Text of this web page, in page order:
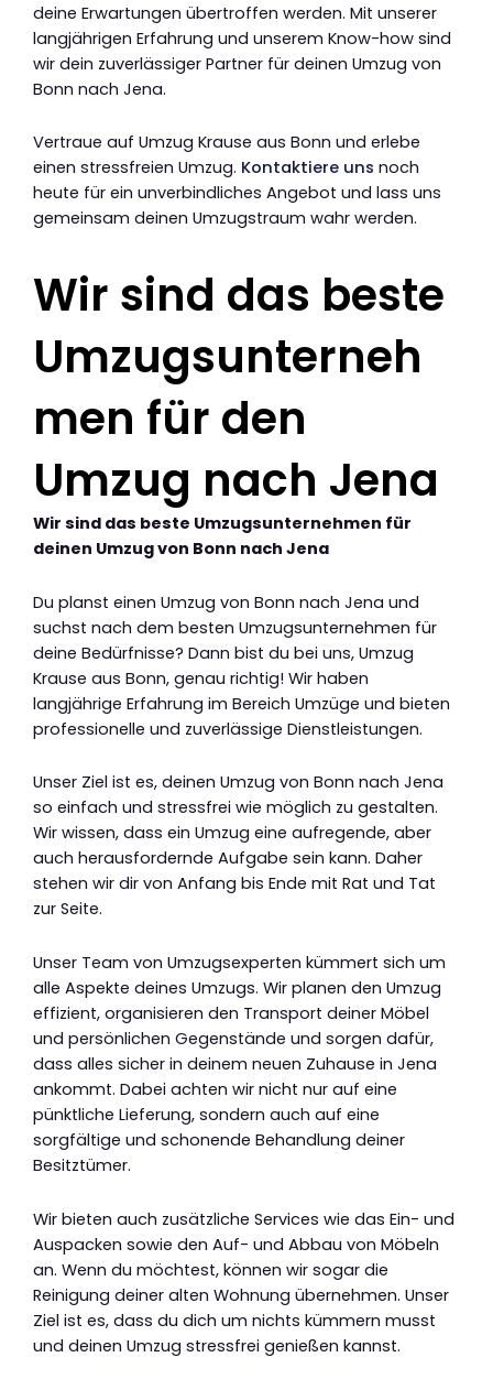
deine Erwartungen übertroffen werden. Mit unserer
langjährigen Erfahrung und unserem Know-how sind
wir dein zuverlässiger Partner für deinen Umzug von
Bonn nach Jena.
Vertraue auf Umzug Krause aus Bonn und erlebe
einen stressfreien Umzug. Kontaktiere uns noch
heute für ein unverbindliches Angebot und lass uns
gemeinsam deinen Umzugstraum wahr werden.
Wir sind das beste
Umzugsunterneh
men für den
Umzug nach Jena
Wir sind das beste Umzugsunternehmen für
deinen Umzug von Bonn nach Jena
Du planst einen Umzug von Bonn nach Jena und
suchst nach dem besten Umzugsunternehmen für
deine Bedürfnisse? Dann bist du bei uns, Umzug
Krause aus Bonn, genau richtig! Wir haben
langjährige Erfahrung im Bereich Umzüge und bieten
professionelle und zuverlässige Dienstleistungen.
Unser Ziel ist es, deinen Umzug von Bonn nach Jena
so einfach und stressfrei wie möglich zu gestalten.
Wir wissen, dass ein Umzug eine aufregende, aber
auch herausfordernde Aufgabe sein kann. Daher
stehen wir dir von Anfang bis Ende mit Rat und Tat
zur Seite.
Unser Team von Umzugsexperten kümmert sich um
alle Aspekte deines Umzugs. Wir planen den Umzug
effizient, organisieren den Transport deiner Möbel
und persönlichen Gegenstände und sorgen dafür,
dass alles sicher in deinem neuen Zuhause in Jena
ankommt. Dabei achten wir nicht nur auf eine
pünktliche Lieferung, sondern auch auf eine
sorgfältige und schonende Behandlung deiner
Besitztümer.
Wir bieten auch zusätzliche Services wie das Ein- und
Auspacken sowie den Auf- und Abbau von Möbeln
an. Wenn du möchtest, können wir sogar die
Reinigung deiner alten Wohnung übernehmen. Unser
Ziel ist es, dass du dich um nichts kümmern musst
und deinen Umzug stressfrei genießen kannst.